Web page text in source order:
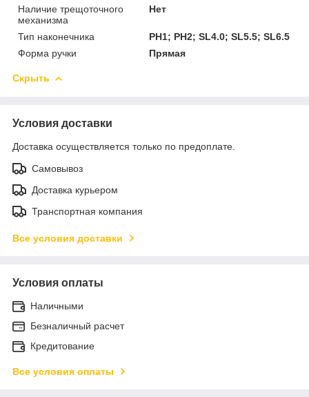
Наличие трещоточного
механизма
Нет
Тип наконечника
PH1; PH2; SL4.0; SL5.5; SL6.5
Форма ручки
Прямая
Скрыть
Условия доставки
Доставка осуществляется только по предоплате.
Самовывоз
Доставка курьером
Транспортная компания
Все условия доставки
Условия оплаты
Наличными
Безналичный расчет
Кредитование
Все условия оплаты